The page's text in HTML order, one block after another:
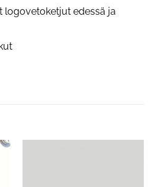
logovetoketjut edessä ja